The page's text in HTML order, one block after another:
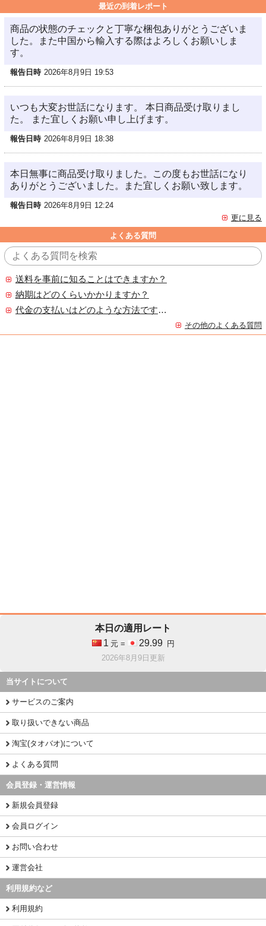
最近の到着レポート
商品の状態のチェックと丁寧な梱包ありがとうございま
した。また中国から輸入する際はよろしくお願いしま
す。
報告日時 2026年8月9日 19:53
いつも大変お世話になります。 本日商品受け取りまし
た。 また宜しくお願い申し上げます。
報告日時 2026年8月9日 18:38
本日無事に商品受け取りました。この度もお世話になり
ありがとうございました。また宜しくお願い致します。
報告日時 2026年8月9日 12:24
更に見る
よくある質問
送料を事前に知ることはできますか？
納期はどのくらいかかりますか？
代金の支払いはどのような方法ですか？
その他のよくある質問
本日の適用レート
1 元 = 29.99
円
2026年8月9日更新
当サイトについて
サービスのご案内
取り扱いできない商品
淘宝(タオバオ)について
よくある質問
会員登録・運営情報
新規会員登録
会員ログイン
お問い合わせ
運営会社
利用規約など
利用規約